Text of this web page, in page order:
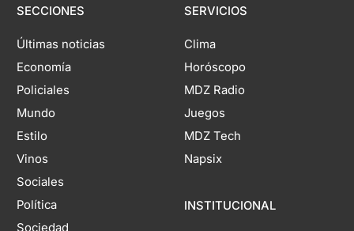
SECCIONES
Últimas noticias
Economía
Policiales
Mundo
Estilo
Vinos
Sociales
Política
Sociedad
SERVICIOS
Clima
Horóscopo
MDZ Radio
Juegos
MDZ Tech
Napsix
INSTITUCIONAL